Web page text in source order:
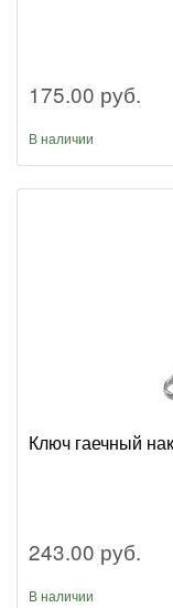
175.00 руб.
В наличии
Ключ гаечный
243.00 руб.
В наличии